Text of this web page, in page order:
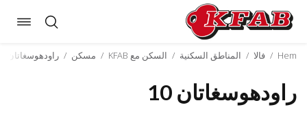
Skip
content
Hem
/ فالا / المناطق السكنية / السكن مع KFAB / مسكن / راودهوسغاتان 10
راودهوسغاتان 10